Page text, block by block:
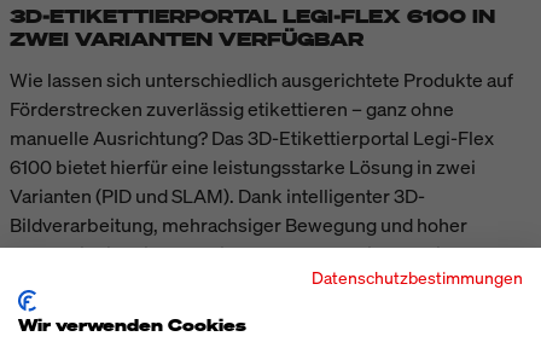
3D-ETIKETTIERPORTAL LEGI-FLEX 6100 IN
ZWEI VARIANTEN VERFÜGBAR
Wie lassen sich unterschiedlich ausgerichtete Produkte auf
Förderstrecken zuverlässig etikettieren – ganz ohne
manuelle Ausrichtung? Das 3D-Etikettierportal Legi-Flex
6100 bietet hierfür eine leistungsstarke Lösung in zwei
Varianten (PID und SLAM). Dank intelligenter 3D-
Bildverarbeitung, mehrachsiger Bewegung und hoher
Geschwindigkeit ermöglicht das System eine präzise,
berührungslose Kennzeichnung selbst bei komplexen
Verpackungsformen und beengten Linienlayouts.
Datenschutzbestimmungen
Wir verwenden Cookies